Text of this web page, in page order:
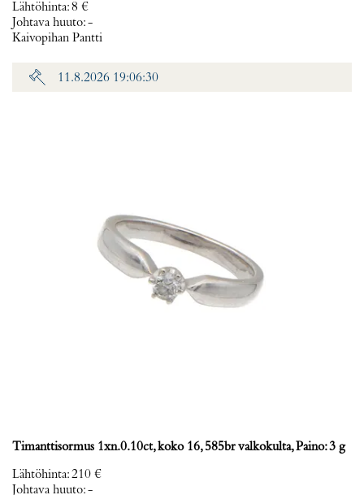
Lähtöhinta:8 €
Johtava huuto:-
Kaivopihan Pantti
11.8.2026 19:06:30
Timanttisormus 1xn.0.10ct, koko 16, 585br valkokulta, Paino: 3 g
Lähtöhinta:210 €
Johtava huuto:-